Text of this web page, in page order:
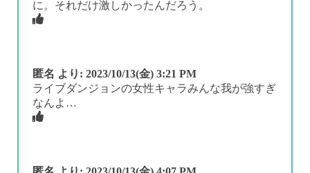
に。それだけ激しかったんだろう。
匿名 より: 2023/10/13(金) 3:21 PM
ライブダンジョンの女性キャラみんな我が強すぎ
なんよ…